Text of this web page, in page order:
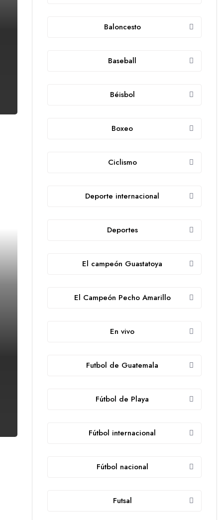
Baloncesto
Baseball
Béisbol
Boxeo
Ciclismo
Deporte internacional
Deportes
El campeón Guastatoya
El Campeón Pecho Amarillo
En vivo
Futbol de Guatemala
Fútbol de Playa
Fútbol internacional
Fútbol nacional
Futsal